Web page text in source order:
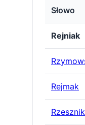
Słowo
Rejniak
Rejmak